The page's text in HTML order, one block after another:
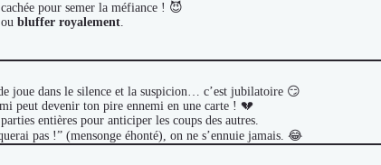
pour semer la méfiance ! 😈
bluffer royalement.
joue dans le silence et la suspicion… c’est jubilatoire 😏
peut devenir ton pire ennemi en une carte ! 💔
entières pour anticiper les coups des autres.
pas !” (mensonge éhonté), on ne s’ennuie jamais. 😂